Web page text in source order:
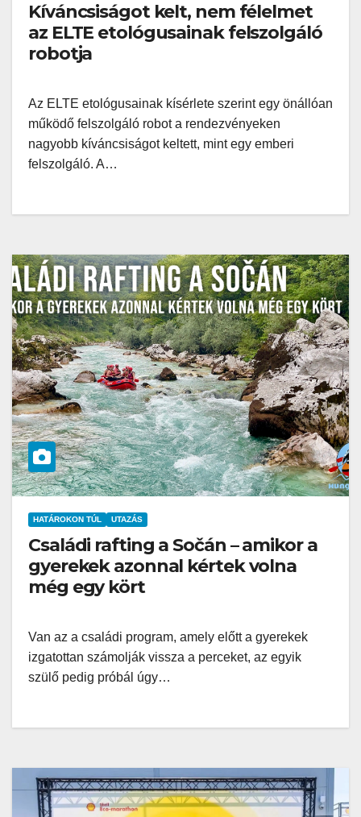
Kíváncsiságot kelt, nem félelmet
az ELTE etológusainak felszolgáló
robotja
Az ELTE etológusainak kísérlete szerint egy önállóan
működő felszolgáló robot a rendezvényeken
nagyobb kíváncsiságot keltett, mint egy emberi
felszolgáló. A…
HATÁROKON TÚL UTAZÁS
Családi rafting a Sočán – amikor a
gyerekek azonnal kértek volna
még egy kört
Van az a családi program, amely előtt a gyerekek
izgatottan számolják vissza a perceket, az egyik
szülő pedig próbál úgy…